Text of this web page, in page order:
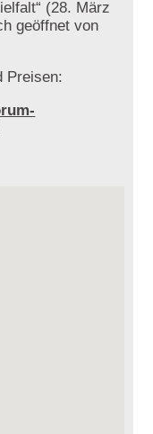
(28. März
geöffnet von
Preisen: